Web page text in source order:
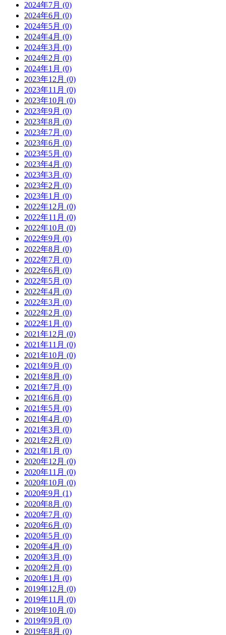
2024年7月 (0)
2024年6月 (0)
2024年5月 (0)
2024年4月 (0)
2024年3月 (0)
2024年2月 (0)
2024年1月 (0)
2023年12月 (0)
2023年11月 (0)
2023年10月 (0)
2023年9月 (0)
2023年8月 (0)
2023年7月 (0)
2023年6月 (0)
2023年5月 (0)
2023年4月 (0)
2023年3月 (0)
2023年2月 (0)
2023年1月 (0)
2022年12月 (0)
2022年11月 (0)
2022年10月 (0)
2022年9月 (0)
2022年8月 (0)
2022年7月 (0)
2022年6月 (0)
2022年5月 (0)
2022年4月 (0)
2022年3月 (0)
2022年2月 (0)
2022年1月 (0)
2021年12月 (0)
2021年11月 (0)
2021年10月 (0)
2021年9月 (0)
2021年8月 (0)
2021年7月 (0)
2021年6月 (0)
2021年5月 (0)
2021年4月 (0)
2021年3月 (0)
2021年2月 (0)
2021年1月 (0)
2020年12月 (0)
2020年11月 (0)
2020年10月 (0)
2020年9月 (1)
2020年8月 (0)
2020年7月 (0)
2020年6月 (0)
2020年5月 (0)
2020年4月 (0)
2020年3月 (0)
2020年2月 (0)
2020年1月 (0)
2019年12月 (0)
2019年11月 (0)
2019年10月 (0)
2019年9月 (0)
2019年8月 (0)